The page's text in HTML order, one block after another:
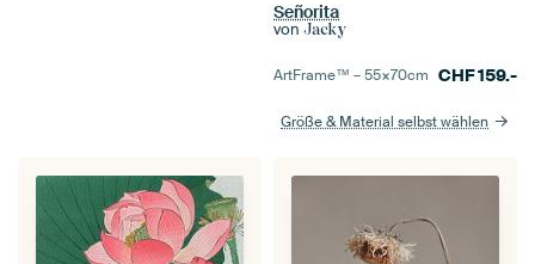
Señorita
von Jacky
ArtFrame™ –55×70cm CHF159.-
Größe & Material selbst wählen